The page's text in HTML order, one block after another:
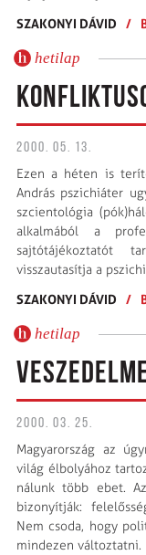
SZAKONYI DÁVID
/
hetilap
2000. 05. 13.
Ezen a héten is
András pszichiáter
szcientológia
alkalmából a
sajtótájékoztatót
visszautasítja a
SZAKONYI DÁVID
/
hetilap
2000. 03. 25.
Magyarország az
világ élbolyához
nálunk több ebet.
bizonyítják:
Nem csoda, hogy
mindezen változtatni.